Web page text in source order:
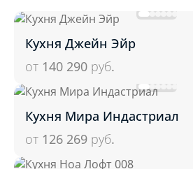
Кухня Джейн Эйр
от 140 290 руб.
Кухня Мира Индастриал
от 126 269 руб.